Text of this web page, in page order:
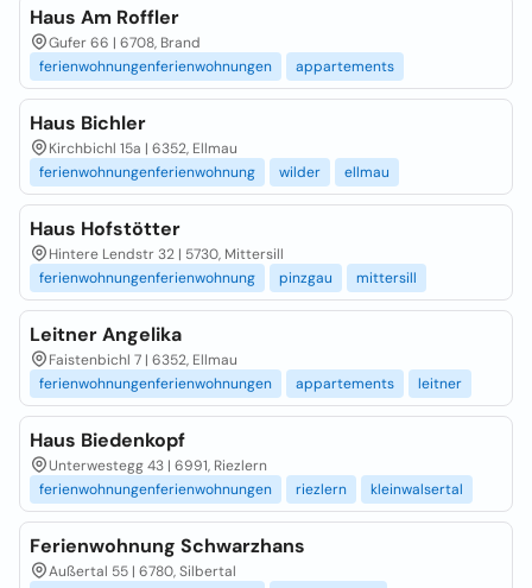
Haus Am Roffler
Gufer 66 | 6708, Brand
ferienwohnungenferienwohnungen
appartements
Haus Bichler
Kirchbichl 15a | 6352, Ellmau
ferienwohnungenferienwohnung
wilder ellmau
Haus Hofstötter
Hintere Lendstr 32 | 5730, Mittersill
ferienwohnungenferienwohnung
pinzgau mittersill
Leitner Angelika
Faistenbichl 7 | 6352, Ellmau
ferienwohnungenferienwohnungen
appartements leitner
Haus Biedenkopf
Unterwestegg 43 | 6991, Riezlern
ferienwohnungenferienwohnungen
riezlern kleinwalsertal
Ferienwohnung Schwarzhans
Außertal 55 | 6780, Silbertal